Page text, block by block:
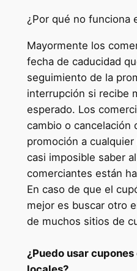
¿Por qué no funciona
Mayormente los
fecha de caducidad
seguimiento de la
interrupción si recibe
esperado. Los
cambio o cancelación
promoción a
casi imposible saber
comerciantes están
En caso de que el
mejor es buscar otro
de muchos sitios de
¿Puedo usar